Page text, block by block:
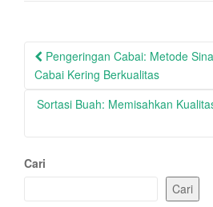
Post
navigation
Pengeringan Cabai: Metode
Cabai Kering Berkualitas
Sortasi Buah: Memisahkan
Cari
Cari